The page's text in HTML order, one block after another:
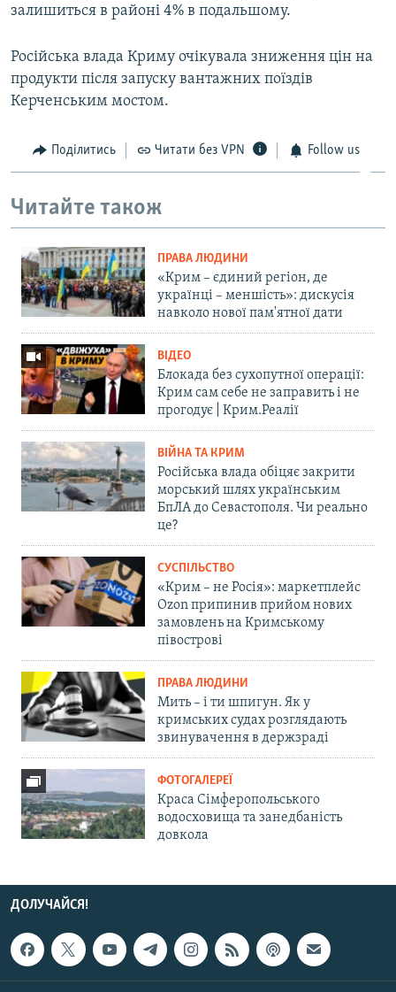
залишиться в районі 4% в подальшому.
Російська влада Криму очікувала зниження цін на
продукти після запуску вантажних поїздів
Керченським мостом.
Поділитись Читати без VPN Follow us
Читайте також
ПРАВА ЛЮДИНИ
«Крим – єдиний регіон, де
українці – меншість»: дискусія
навколо нової пам'ятної дати
ВІДЕО
Блокада без сухопутної операції:
Крим сам себе не заправить і не
прогодує | Крим.Реалії
ВІЙНА ТА КРИМ
Російська влада обіцяє закрити
морський шлях українським
БпЛА до Севастополя. Чи реально
це?
СУСПІЛЬСТВО
«Крим – не Росія»: маркетплейс
Ozon припинив прийом нових
замовлень на Кримському
півострові
ПРАВА ЛЮДИНИ
Мить – і ти шпигун. Як у
кримських судах розглядають
звинувачення в держзраді
ФОТОГАЛЕРЕЇ
Краса Сімферопольського
водосховища та занедбаність
довкола
ДОЛУЧАЙСЯ!